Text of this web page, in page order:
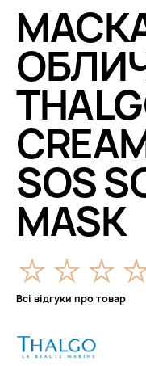
SOS
MASK
Всі відгуки про товар